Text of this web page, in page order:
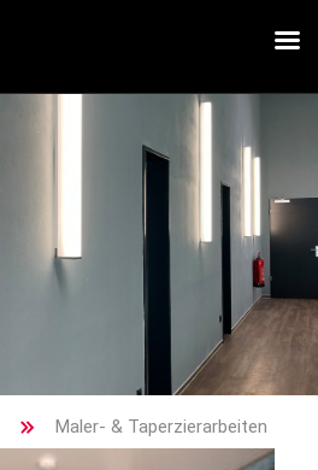
Maler- & Taperzierarbeiten